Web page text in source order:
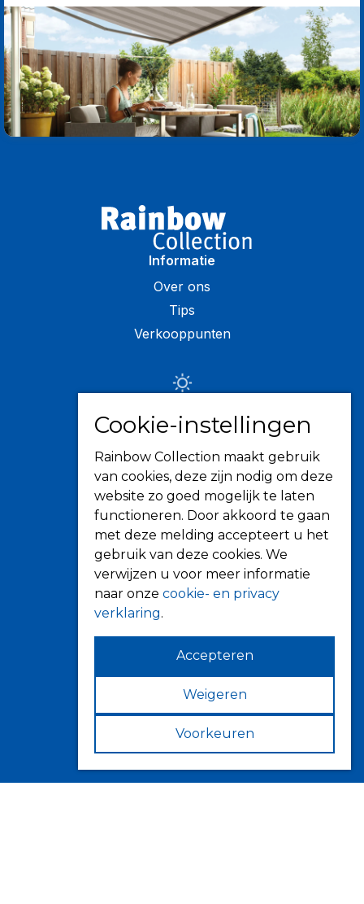
Informatie
Over ons
Tips
Verkooppunten
Knikarmschermen
Uitvalschermen
Rolluiken
Screens
Terrasoverkapping
Verandazonwering
Markiezen
Horren
Contact
4143 HJ Leerdam
Cookie-instellingen
Rainbow Collection maakt gebruik
van cookies, deze zijn nodig om deze
website zo goed mogelijk te laten
functioneren. Door akkoord te gaan
met deze melding accepteert u het
gebruik van deze cookies. We
verwijzen u voor meer informatie
naar onze cookie- en privacy
verklaring.
Accepteren
Weigeren
Voorkeuren